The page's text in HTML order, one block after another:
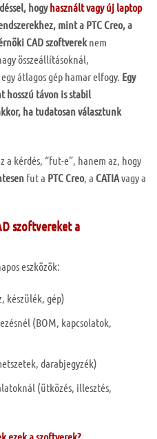
hogyhasznált vagy új laptop
mint a PTC Creo, a
CAD szoftverek nem
összeállításoknál,
átlagos gép hamar elfogy. Egy
hosszú távon is stabil
ha tudatosan választunk
a kérdés, “fut-e”, hanem az, hogy
fut a PTC Creo, a CATIAvagy a
szoftvereket a
eszközök:
készülék, gép)
(BOM, kapcsolatok,
darabjegyzék)
(ütközés, illesztés,